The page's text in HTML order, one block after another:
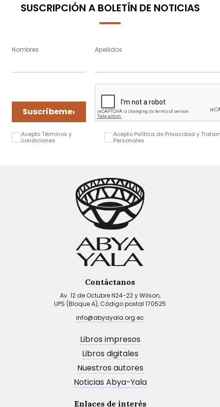
SUSCRIPCIÓN A BOLETÍN DE NOTICIAS
Nombres Apellidos
Suscríbeme›
Acepto Términos y
condiciones
Acepto Política de Privacidad y
Personales
Contáctanos
Av. 12 de Octubre N24-22 y Wilson,
UPS (Bloque A), Código postal 170525
info@abyayala.org.ec
Libros impresos
Libros digitales
Nuestros autores
Noticias Abya-Yala
Enlaces de interés